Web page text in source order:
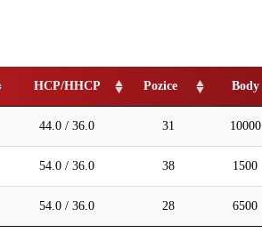
HCP/HHCP Pozice Body
44.0 / 36.0 31 10000
54.0 / 36.0 38 1500
54.0 / 36.0 28 6500